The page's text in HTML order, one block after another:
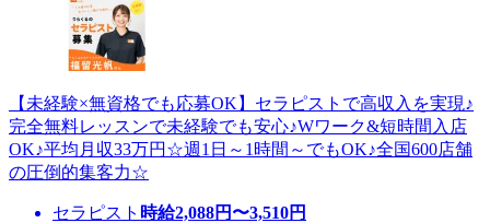
【未経験×無資格でも応募OK】セラピストで高収入を実現♪
完全無料レッスンで未経験でも安心♪Wワーク&短時間入店
OK♪平均月収33万円☆週1日～1時間～でもOK♪全国600店舗
の圧倒的集客力☆
セラピスト 時給2,088円〜3,510円